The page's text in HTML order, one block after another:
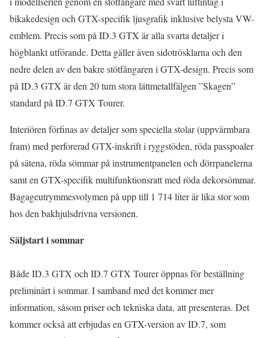
bikakedesign och GTX-specifik ljusgrafik inklusive belysta VW-
emblem. Precis som på ID.3 GTX är alla svarta detaljer i
högblankt utförande. Detta gäller även sidotrösklarna och den
nedre delen av den bakre stötfångaren i GTX-design. Precis som
på ID.3 GTX är den 20 tum stora lättmetallfälgen ”Skagen”
standard på ID.7 GTX Tourer.
Interiören förfinas av detaljer som speciella stolar (uppvärmbara
fram) med perforerad GTX-inskrift i ryggstöden, röda passpoaler
på sätena, röda sömmar på instrumentpanelen och dörrpanelerna
samt en GTX-specifik multifunktionsratt med röda dekorsömmar.
Bagageutrymmesvolymen på upp till 1 714 liter är lika stor som
hos den bakhjulsdrivna versionen.
Säljstart i sommar
Både ID.3 GTX och ID.7 GTX Tourer öppnas för beställning
preliminärt i sommar. I samband med det kommer mer
information, såsom priser och tekniska data, att presenteras. Det
kommer också att erbjudas en GTX-version av ID.7, som